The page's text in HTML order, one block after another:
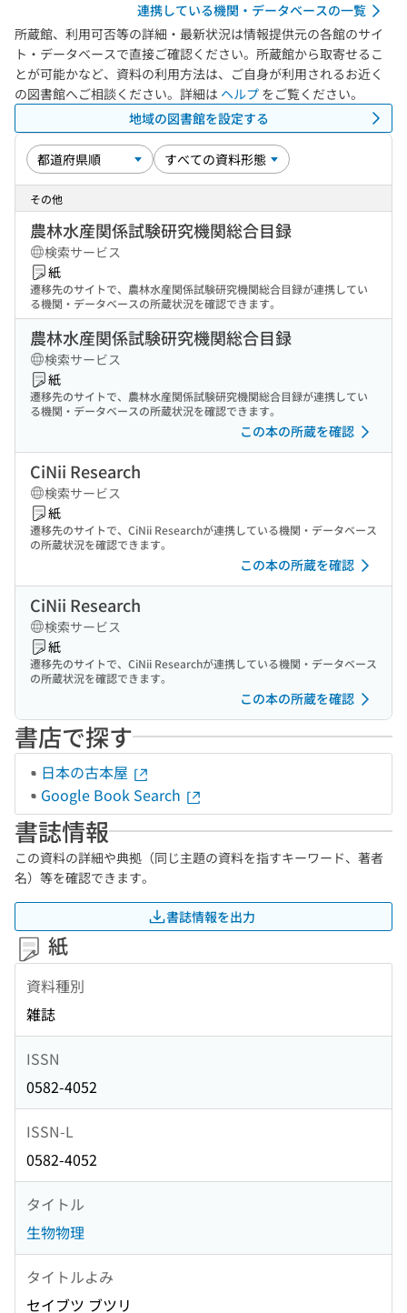
連携している機関・データベースの一覧
所蔵館、利用可否等の詳細・最新状況は情報提供元の各館のサイ
ト・データベースで直接ご確認ください。所蔵館から取寄せるこ
とが可能かなど、資料の利用方法は、ご自身が利用されるお近く
の図書館へご相談ください。詳細は ヘルプ をご覧ください。
地域の図書館を設定する
その他
農林水産関係試験研究機関総合目録
検索サービス
紙
遷移先のサイトで、農林水産関係試験研究機関総合目録が連携してい
る機関・データベースの所蔵状況を確認できます。
農林水産関係試験研究機関総合目録
検索サービス
紙
遷移先のサイトで、農林水産関係試験研究機関総合目録が連携してい
る機関・データベースの所蔵状況を確認できます。
この本の所蔵を確認
CiNii Research
検索サービス
紙
遷移先のサイトで、CiNii Researchが連携している機関・データベース
の所蔵状況を確認できます。
この本の所蔵を確認
CiNii Research
検索サービス
紙
遷移先のサイトで、CiNii Researchが連携している機関・データベース
の所蔵状況を確認できます。
この本の所蔵を確認
書店で探す
日本の古本屋
Google Book Search
書誌情報
この資料の詳細や典拠（同じ主題の資料を指すキーワード、著者
名）等を確認できます。
書誌情報を出力
紙
資料種別
雑誌
ISSN
0582-4052
ISSN-L
0582-4052
タイトル
生物物理
タイトルよみ
セイブツ ブツリ